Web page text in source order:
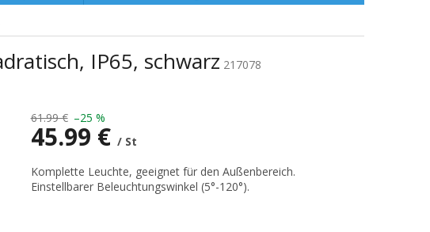
IP65, schwarz 217078
61.99 € –25 %
45.99 € / St
Verkaufspreis:
Komplette Leuchte, geeignet für den Außenbereich.
Einstellbarer Beleuchtungswinkel (5°-120°).